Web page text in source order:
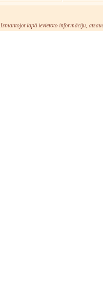
Izmantojot lapā ievietoto informāciju,